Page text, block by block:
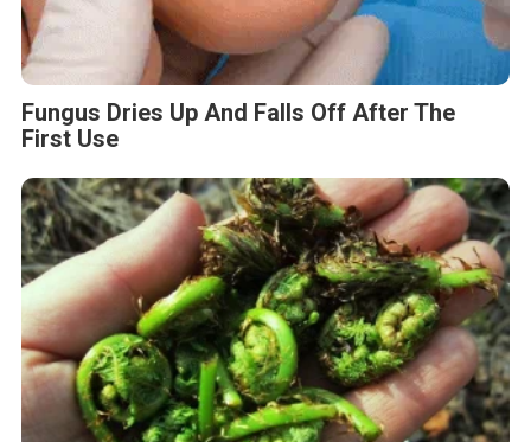
Fungus Dries Up And Falls Off After The
First Use